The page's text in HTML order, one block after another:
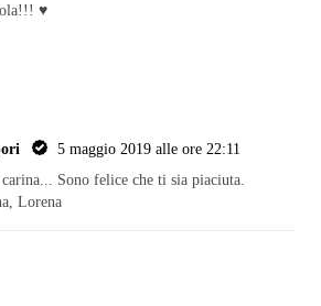
♥
5 maggio 2019 alle ore 22:11
Sono felice che ti sia piaciuta.
Lorena